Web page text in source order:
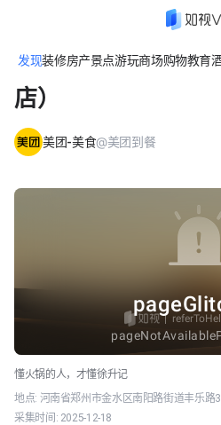
发现装修房产景点游玩商场购物教育
徐升记不改良老火
店）
美团-美食@美团到餐
懂火锅的人，才懂徐升记
地点: 河南省郑州市金水区南阳路街道丰乐路
采集时间: 2025-12-18